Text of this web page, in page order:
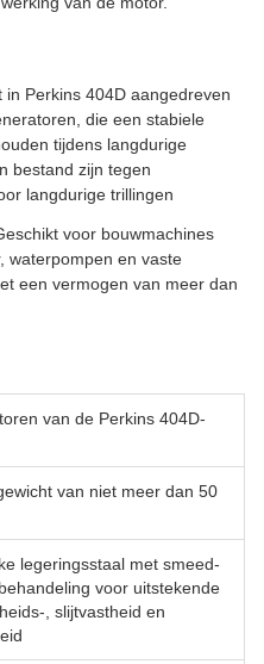
in Perkins 404D aangedreven
die een stabiele
tijdens langdurige
bestand zijn tegen
langdurige trillingen
voor bouwmachines
waterpompen en vaste
een vermogen van meer dan
van de Perkins 404D-
van niet meer dan 50
legeringsstaal met smeed-
voor uitstekende
, slijtvastheid en